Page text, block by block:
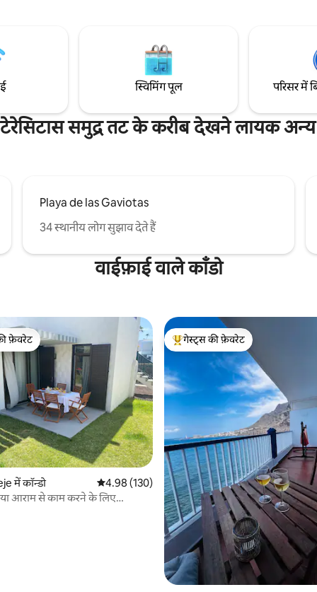
है
स्विमिंग पूल परिसर में
समुद्र तट के करीब देखने लायक
Playa de las Gaviotas
34 स्थानीय लोग सुझाव देते हैं
वाईफ़ाई वाले काँडो
फ़ेवरेट
फ़ेवरेट
में कॉन्डो औसत रेटिंग 5 में से 4.98, 130 समीक्षाएँ
4.98 (130)
आराम से काम करने के लिए
गेस्ट्स का टॉप फ़ेवरेट
गेस्ट्स की फ़ेवरेट